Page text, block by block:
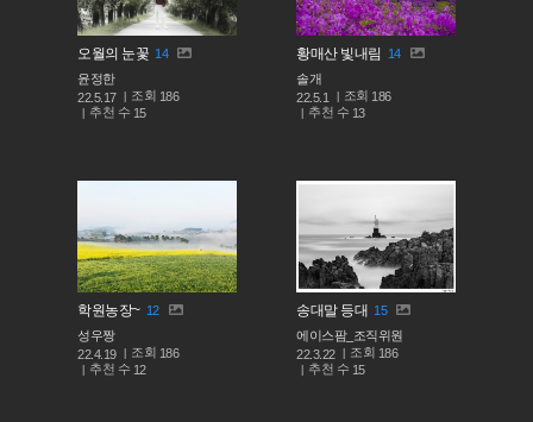
오월의 눈꽃 14
윤정한
22.5.17
조회 186
추천 수 15
황매산 빛내림 14
솔개
22.5.1
조회 186
추천 수 13
학원농장~ 12
성우짱
22.4.19
조회 186
추천 수 12
송대말 등대 15
에이스팜_조직위원
22.3.22
조회 186
추천 수 15